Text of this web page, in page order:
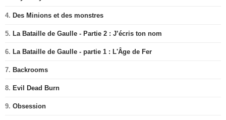
4. Des Minions et des monstres
5. La Bataille de Gaulle - Partie 2 : J’écris ton nom
6. La Bataille de Gaulle - partie 1 : L'Âge de Fer
7. Backrooms
8. Evil Dead Burn
9. Obsession